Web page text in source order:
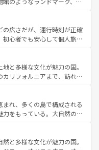
で全く異なる文化を体験で
着のフランス情報はコンテンツ一覧
い。 なお、新着の
を参照してほしい。
また、優雅なアフタヌーン
らない英国パブ、サッカー観
体験も豊富。イギリスを旅
の広さだが、運行時刻が正確
心者でも安心して個人旅行
イスならではのユニークな
けでなく町歩きも満喫する
いため物価も高いが、旅行
ともできる。 なお、新
一覧 を参照してほしい。
と多様な文化が魅力の国。
リフォルニアまで、訪れる
ョッピング、エンターテイ
ポットだ。一方、アメリカ
ンドキャニオンやイエロー
楽と美食が融合した独特の
の各地域で異なる魅力を楽
れ、多くの島で構成される
をもっている。大自然の神
番の観光地といえばオアフ
らマウイ島やカウアイ島が
と多様な文化が魅力の国。